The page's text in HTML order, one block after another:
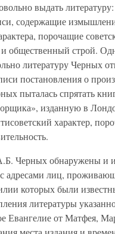
выдать
содержащие
порочащие
общественный строй.
литературу Черных
постановления о
пыталась спрятать
изданную в
характер,
Черных обнаружены и
адресами лиц,
которых были
литературы
Евангелие от Матфея,